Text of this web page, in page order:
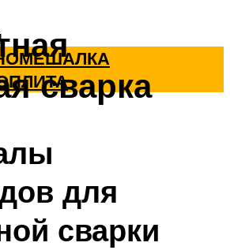
сварка
для
сварки